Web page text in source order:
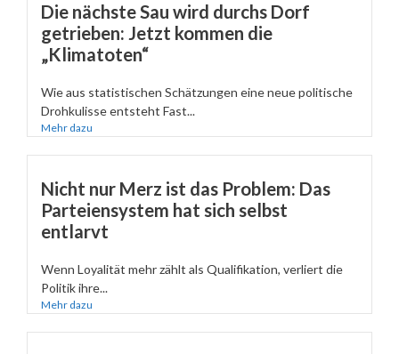
Die nächste Sau wird durchs Dorf
getrieben: Jetzt kommen die
„Klimatoten“
Wie aus statistischen Schätzungen eine neue politische
Drohkulisse entsteht Fast...
Mehr dazu
Nicht nur Merz ist das Problem: Das
Parteiensystem hat sich selbst
entlarvt
Wenn Loyalität mehr zählt als Qualifikation, verliert die
Politik ihre...
Mehr dazu